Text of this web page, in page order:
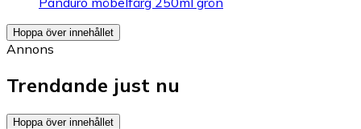
Hoppa över innehållet
Annons
Trendande just nu
Hoppa över innehållet